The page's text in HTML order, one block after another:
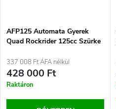
AFP125 Automata Gyerek
Quad Rockrider 125cc Szürke
337 008 Ft ÁFA nélkül
428 000 Ft
Raktáron